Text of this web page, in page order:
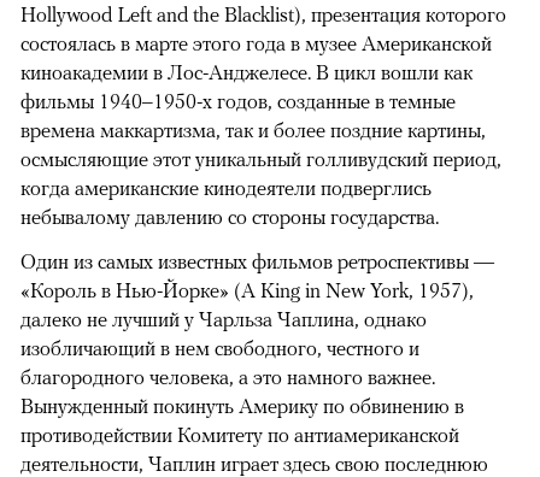
Hollywood Left and the Blacklist), презентация которого
состоялась в марте этого года в музее Американской
киноакадемии в Лос-Анджелесе. В цикл вошли как
фильмы 1940–1950-х годов, созданные в темные
времена маккартизма, так и более поздние картины,
осмысляющие этот уникальный голливудский период,
когда американские кинодеятели подверглись
небывалому давлению со стороны государства.
Один из самых известных фильмов ретроспективы —
«Король в Нью-Йорке» (A King in New York, 1957),
далеко не лучший у Чарльза Чаплина, однако
изобличающий в нем свободного, честного и
благородного человека, а это намного важнее.
Вынужденный покинуть Америку по обвинению в
противодействии Комитету по антиамериканской
деятельности, Чаплин играет здесь свою последнюю